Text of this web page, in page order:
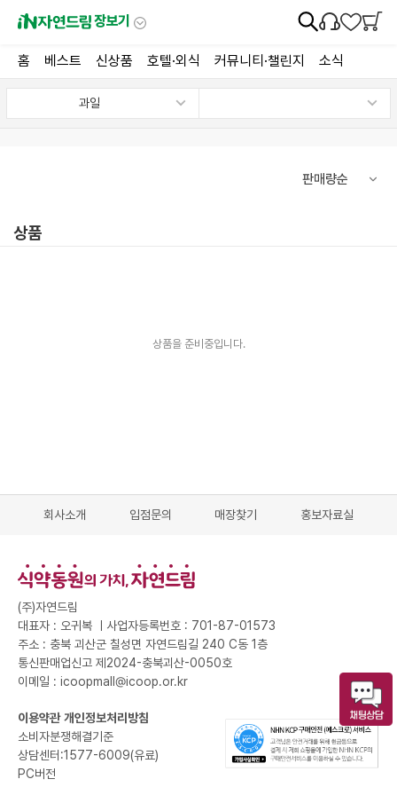
장보기
홈 베스트 신상품 호텔·외식 커뮤니티·챌린지 소식
과일
상품
상품을 준비중입니다.
회사소개 입점문의 매장찾기 홍보자료실
(주)자연드림
대표자 : 오귀복 ㅣ 사업자등록번호 : 701-87-01573
주소 : 충북 괴산군 칠성면 자연드림길 240 C동 1층
통신판매업신고 제2024-충북괴산-0050호
이메일 : icoopmall@icoop.or.kr
이용약관 개인정보처리방침
소비자분쟁해결기준
상담센터:1577-6009(유료)
PC버전